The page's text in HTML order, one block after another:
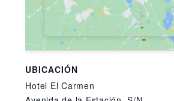
UBICACIÓN
Hotel El Carmen